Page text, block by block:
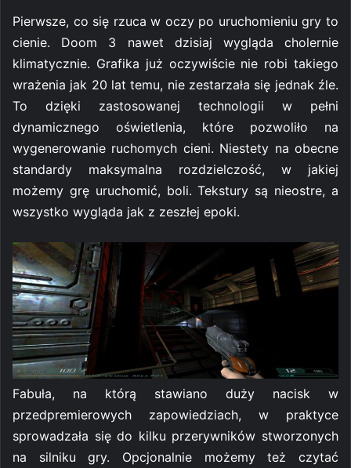
Pierwsze, co się rzuca w oczy po uruchomieniu gry to
cienie. Doom 3 nawet dzisiaj wygląda cholernie
klimatycznie. Grafika już oczywiście nie robi takiego
wrażenia jak 20 lat temu, nie zestarzała się jednak źle.
To dzięki zastosowanej technologii w pełni
dynamicznego oświetlenia, które pozwoliło na
wygenerowanie ruchomych cieni. Niestety na obecne
standardy maksymalna rozdzielczość, w jakiej
możemy grę uruchomić, boli. Tekstury są nieostre, a
wszystko wygląda jak z zeszłej epoki.
Fabuła, na którą stawiano duży nacisk w
przedpremierowych zapowiedziach, w praktyce
sprowadzała się do kilku przerywników stworzonych
na silniku gry. Opcjonalnie możemy też czytać